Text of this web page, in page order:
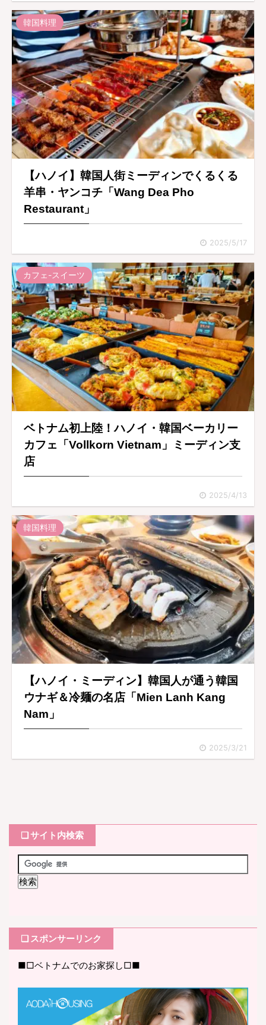
韓国料理
【ハノイ】韓国人街ミーディンでくるくる
羊串・ヤンコチ「Wang Dea Pho
Restaurant」
2025/5/17
カフェ-スイーツ
ベトナム初上陸！ハノイ・韓国ベーカリー
カフェ「Vollkorn Vietnam」ミーディン支
店
2025/4/13
韓国料理
【ハノイ・ミーディン】韓国人が通う韓国
ウナギ＆冷麺の名店「Mien Lanh Kang
Nam」
2025/3/21
❏ サイト内検索
❏ スポンサーリンク
■□ベトナムでのお家探し□■